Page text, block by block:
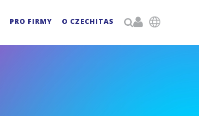
PRO FIRMY O CZECHITAS 